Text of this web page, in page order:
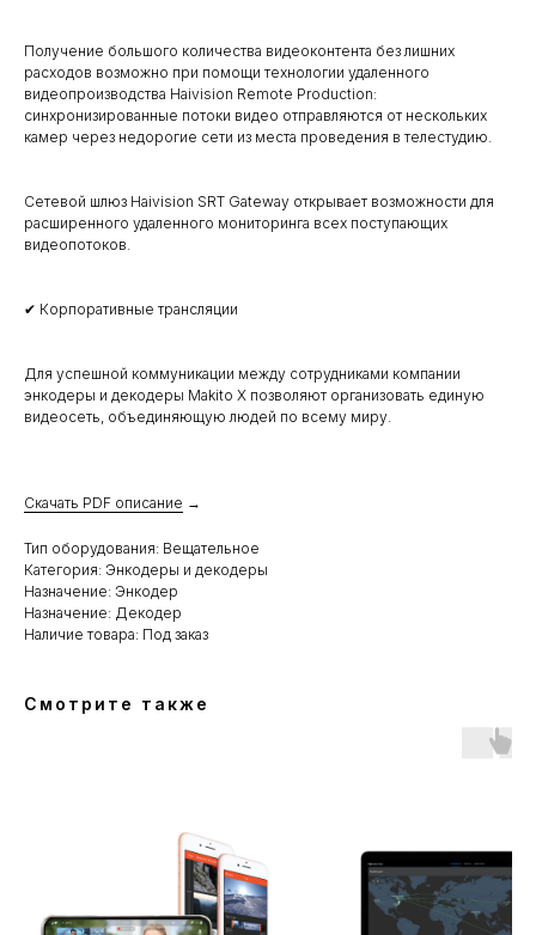
Получение большого количества видеоконтента без лишних
расходов возможно при помощи технологии удаленного
видеопроизводства Haivision Remote Production:
синхронизированные потоки видео отправляются от нескольких
камер через недорогие сети из места проведения в телестудию.
Сетевой шлюз Haivision SRT Gateway открывает возможности для
расширенного удаленного мониторинга всех поступающих
видеопотоков.
✔ Корпоративные трансляции
Для успешной коммуникации между сотрудниками компании
энкодеры и декодеры Makito X позволяют организовать единую
видеосеть, объединяющую людей по всему миру.
Скачать PDF описание →
Тип оборудования: Вещательное
Категория: Энкодеры и декодеры
Назначение: Энкодер
Назначение: Декодер
Наличие товара: Под заказ
Смотрите также